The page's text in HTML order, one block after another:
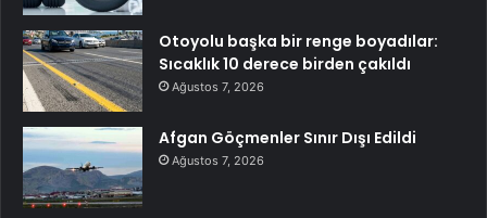
Otoyolu başka bir renge boyadılar:
Sıcaklık 10 derece birden çakıldı
Ağustos 7, 2026
Afgan Göçmenler Sınır Dışı Edildi
Ağustos 7, 2026